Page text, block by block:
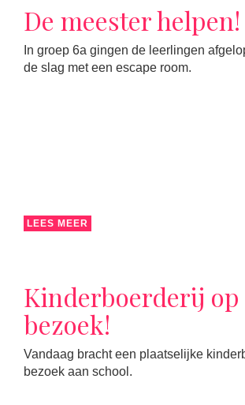
De meester helpen!
In groep 6a gingen de leerlingen
de slag met een escape room.
LEES MEER
Kinderboerderij op
bezoek!
Vandaag bracht een plaatselijke
bezoek aan school.